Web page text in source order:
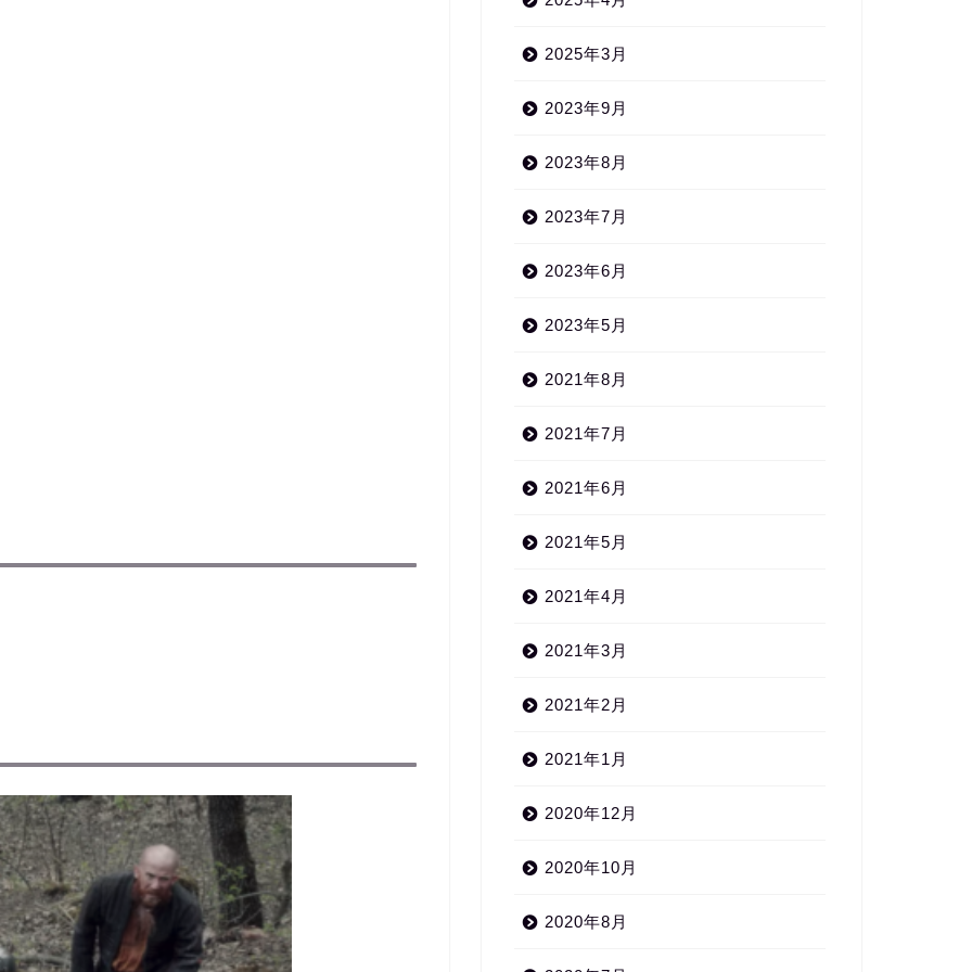
2025年3月
2023年9月
2023年8月
2023年7月
2023年6月
2023年5月
2021年8月
2021年7月
2021年6月
2021年5月
2021年4月
2021年3月
2021年2月
2021年1月
2020年12月
2020年10月
2020年8月